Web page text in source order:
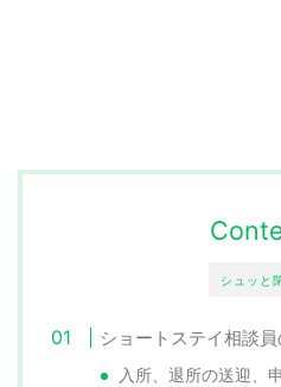
シュッと
ショートステイ相談
入所、退所の送迎、